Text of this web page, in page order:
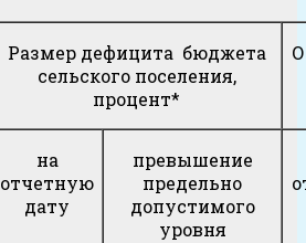
Размер дефицита бюджета
сельского поселения,
процент*
на
отчетную
дату
превышение
предельно
допустимого
уровня